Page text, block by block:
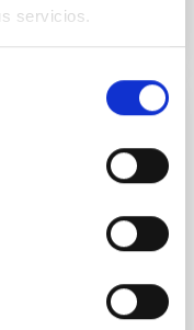
servicios.
of
rEionisation and
instrument was a
kinetic